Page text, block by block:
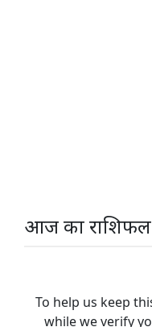
आज का राशिफल